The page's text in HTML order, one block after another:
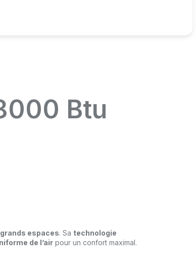
Btu
grands espaces. Sa technologie
de l’air pour un confort maximal.